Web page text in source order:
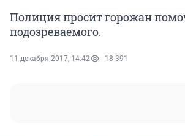
Полиция просит горожан
подозреваемого.
11 декабря 2017, 14:42 18 391